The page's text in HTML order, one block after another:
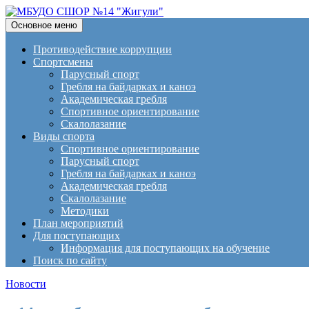
МБУДО СШОР №14
Поиск
Основное меню Перейти
к
содержимому
Противодействие коррупции
Спортсмены
Парусный спорт
Гребля на байдарках и каноэ
Академическая гребля
Спортивное ориентирование
Скалолазание
Виды спорта
Спортивное ориентирование
Парусный спорт
Гребля на байдарках и каноэ
Академическая гребля
Скалолазание
Методики
План мероприятий
Для поступающих
Информация для поступающих на обучение
Поиск по сайту
Новости